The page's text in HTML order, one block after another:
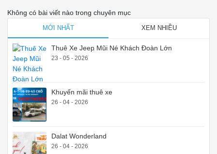
Không có bài viết nào trong chuyên mục
MỚI NHẤT XEM NHIỀU
Thuê Xe Jeep Mũi Né Khách Đoàn Lớn
23 - 05 - 2026
Khuyến mãi thuê xe
26 - 04 - 2026
Dalat Wonderland
26 - 04 - 2026